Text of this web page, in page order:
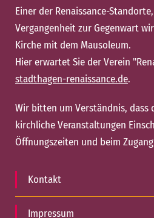
Einer der Renaissance-
Vergangenheit zur Gegenwart
Kirche mit dem Mausoleum.
Hier erwartet Sie der Verein
stadthagen-renaissance.de.
Wir bitten um Verständnis, dass
kirchliche Veranstaltungen
Öffnungszeiten und beim
Kontakt
Impressum